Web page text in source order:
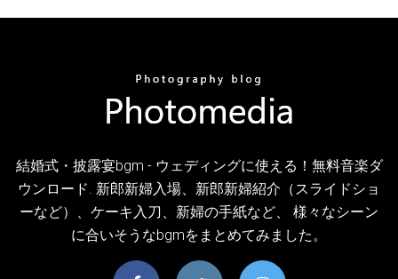
結婚式・披露宴bgm - ウェディングに使える！無料音楽ダ
ウンロード. 新郎新婦入場、新郎新婦紹介（スライドショ
ーなど）、ケーキ入刀、新婦の手紙など、 様々なシーン
に合いそうなbgmをまとめてみました。